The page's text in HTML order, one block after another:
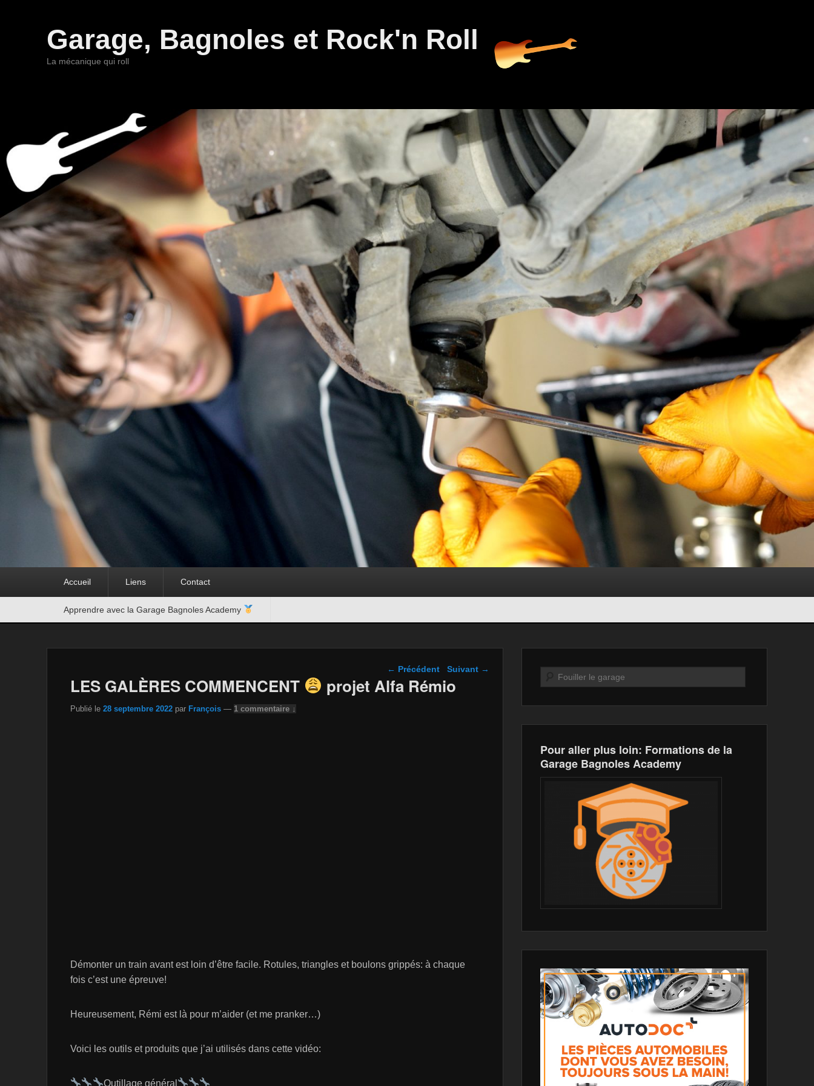
Garage, Bagnoles et Rock'n Roll
La mécanique qui roll
Accueil Liens Contact
Apprendre avec la Garage Bagnoles Academy
Navigation dans les
← Précédent Suivant →
LES GALÈRES COMMENCENT projet Alfa Rémio
Publié le 28 septembre 2022 par François — 1 commentaire ↓
Démonter un train avant est loin d’être facile. Rotules, triangles et boulons grippés: à chaque
fois c’est une épreuve!
Heureusement, Rémi est là pour m’aider (et me pranker…)
Voici les outils et produits que j’ai utilisés dans cette vidéo:
Outillage général
Recherche
Pour aller plus loin: Formations de la
Garage Bagnoles Academy